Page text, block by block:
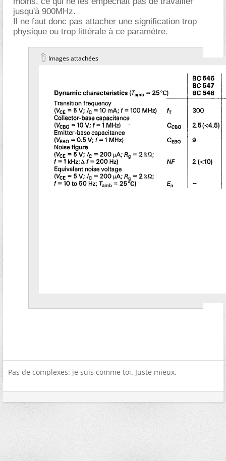
jusqu'à 900MHz.
Il ne faut donc pas attacher une signification trop
physique ou trop littérale à ce paramètre.
Images attachées
Pas de complexes: je suis comme toi. Juste mieux.